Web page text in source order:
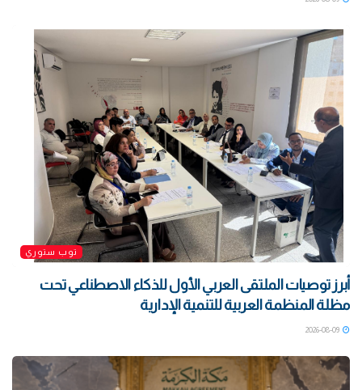
توب ستوري
أبرز توصيات الملتقى العربي الأول للذكاء الاصطناعي تحت
مظلة المنظمة العربية للتنمية الإدارية